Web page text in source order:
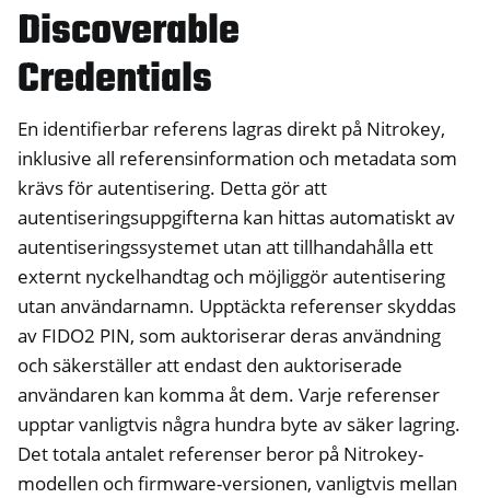
navigation of Programvara
Discoverable
Credentials
En identifierbar referens lagras direkt på Nitrokey,
inklusive all referensinformation och metadata som
krävs för autentisering. Detta gör att
autentiseringsuppgifterna kan hittas automatiskt av
autentiseringssystemet utan att tillhandahålla ett
externt nyckelhandtag och möjliggör autentisering
utan användarnamn. Upptäckta referenser skyddas
av FIDO2 PIN, som auktoriserar deras användning
och säkerställer att endast den auktoriserade
användaren kan komma åt dem. Varje referenser
upptar vanligtvis några hundra byte av säker lagring.
Det totala antalet referenser beror på Nitrokey-
modellen och firmware-versionen, vanligtvis mellan